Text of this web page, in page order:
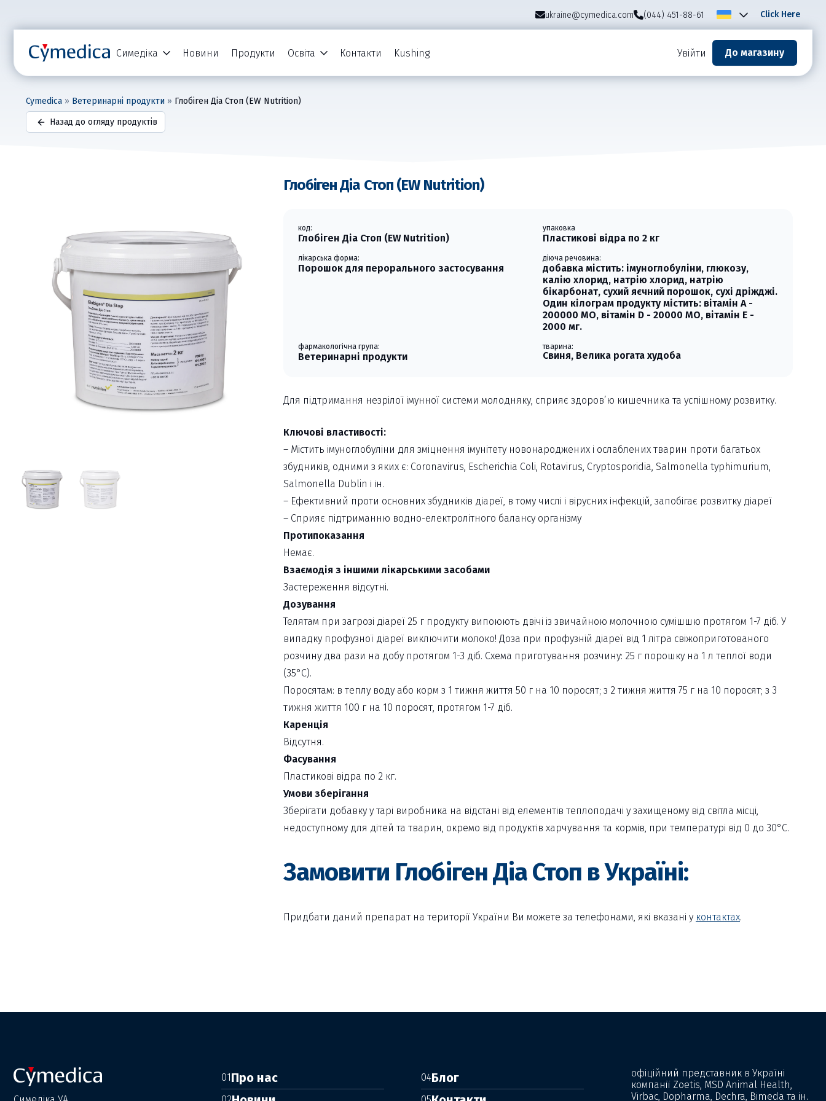
ukraine@cymedica.com (044) 451-88-61 Click Here
Симедіка Новини Продукти Освіта Контакти Kushing Увійти До магазину
Cymedica » Ветеринарні продукти » Глобіген Діа Стоп (EW Nutrition)
Назад до огляду продуктів
Глобіген Діа Стоп (EW Nutrition)
код:
Глобіген Діа Стоп (EW Nutrition)
упаковка
Пластикові відра по 2 кг
лікарська форма:
Порошок для перорального застосування
діюча речовина:
добавка містить: імуноглобуліни, глюкозу,
калію хлорид, натрію хлорид, натрію
бікарбонат, сухий яєчний порошок, сухі дріжджі.
Один кілограм продукту містить: вітамін А -
200000 МО, вітамін D - 20000 МО, вітамін Е -
2000 мг.
фармакологічна група:
Ветеринарні продукти
тварина:
Свиня, Велика рогата худоба
Для підтримання незрілої імунної системи молодняку, сприяє здоров’ю кишечника та успішному розвитку.
Ключові властивості:
– Містить імуноглобуліни для зміцнення імунітету новонароджених і ослаблених тварин проти багатьох
збудників, одними з яких є: Coronavirus, Escherichia Coli, Rotavirus, Cryptosporidia, Salmonella typhimurium,
Salmonella Dublin і ін.
– Ефективний проти основних збудників діареї, в тому числі і вірусних інфекцій, запобігає розвитку діареї
– Сприяє підтриманню водно-електролітного балансу організму
Протипоказання
Немає.
Взаємодія з іншими лікарськими засобами
Застереження відсутні.
Дозування
Телятам при загрозі діареї 25 г продукту випоюють двічі із звичайною молочною сумішшю протягом 1-7 діб. У
випадку профузної діареї виключити молоко! Доза при профузній діареї від 1 літра свіжоприготованого
розчину два рази на добу протягом 1-3 діб. Схема приготування розчину: 25 г порошку на 1 л теплої води
(35°С).
Поросятам: в теплу воду або корм з 1 тижня життя 50 г на 10 поросят; з 2 тижня життя 75 г на 10 поросят; з 3
тижня життя 100 г на 10 поросят, протягом 1-7 діб.
Каренція
Відсутня.
Фасування
Пластикові відра по 2 кг.
Умови зберігання
Зберігати добавку у тарі виробника на відстані від елементів теплоподачі у захищеному від світла місці,
недоступному для дітей та тварин, окремо від продуктів харчування та кормів, при температурі від 0 до 30°С.
Замовити Глобіген Діа Стоп в Україні:
Придбати даний препарат на території України Ви можете за телефонами, які вказані у контактах.
01Про нас 04Блог
офіційний представник в Україні
компанії Zoetis, MSD Animal Health,
Virbac, Dopharma, Dechra, Bimeda та ін.